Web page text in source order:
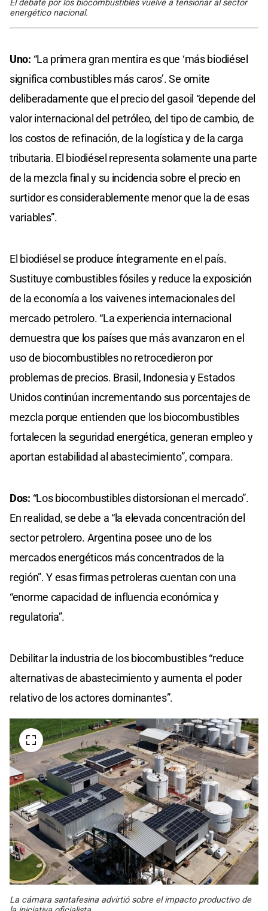
El debate por los biocombustibles vuelve a tensionar al sector
energético nacional.
Uno: “La primera gran mentira es que ‘más biodiésel
significa combustibles más caros’. Se omite
deliberadamente que el precio del gasoil “depende del
valor internacional del petróleo, del tipo de cambio, de
los costos de refinación, de la logística y de la carga
tributaria. El biodiésel representa solamente una parte
de la mezcla final y su incidencia sobre el precio en
surtidor es considerablemente menor que la de esas
variables”.
El biodiésel se produce íntegramente en el país.
Sustituye combustibles fósiles y reduce la exposición
de la economía a los vaivenes internacionales del
mercado petrolero. “La experiencia internacional
demuestra que los países que más avanzaron en el
uso de biocombustibles no retrocedieron por
problemas de precios. Brasil, Indonesia y Estados
Unidos continúan incrementando sus porcentajes de
mezcla porque entienden que los biocombustibles
fortalecen la seguridad energética, generan empleo y
aportan estabilidad al abastecimiento”, compara.
Dos: “Los biocombustibles distorsionan el mercado”.
En realidad, se debe a “la elevada concentración del
sector petrolero. Argentina posee uno de los
mercados energéticos más concentrados de la
región”. Y esas firmas petroleras cuentan con una
“enorme capacidad de influencia económica y
regulatoria”.
Debilitar la industria de los biocombustibles “reduce
alternativas de abastecimiento y aumenta el poder
relativo de los actores dominantes”.
La cámara santafesina advirtió sobre el impacto productivo de